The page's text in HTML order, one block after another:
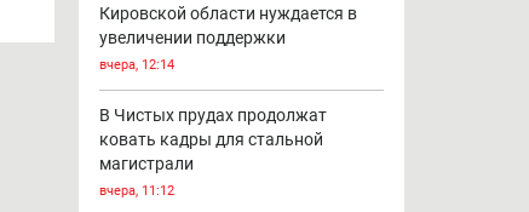
Кировской области нуждается в
увеличении поддержки
вчера, 12:14
В Чистых прудах продолжат
ковать кадры для стальной
магистрали
вчера, 11:12